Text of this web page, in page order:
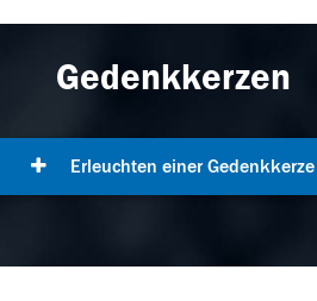
Gedenkkerzen
Erleuchten einer Gedenkkerze